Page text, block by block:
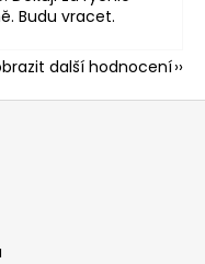
Budu vracet.
další hodnocení